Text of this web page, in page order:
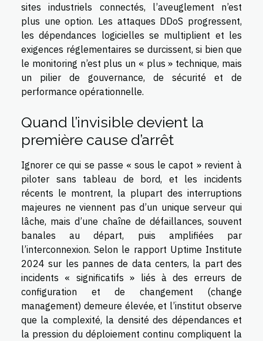
sites industriels connectés, l’aveuglement n’est
plus une option. Les attaques DDoS progressent,
les dépendances logicielles se multiplient et les
exigences réglementaires se durcissent, si bien que
le monitoring n’est plus un « plus » technique, mais
un pilier de gouvernance, de sécurité et de
performance opérationnelle.
Quand l’invisible devient la
première cause d’arrêt
Ignorer ce qui se passe « sous le capot » revient à
piloter sans tableau de bord, et les incidents
récents le montrent, la plupart des interruptions
majeures ne viennent pas d’un unique serveur qui
lâche, mais d’une chaîne de défaillances, souvent
banales au départ, puis amplifiées par
l’interconnexion. Selon le rapport Uptime Institute
2024 sur les pannes de data centers, la part des
incidents « significatifs » liés à des erreurs de
configuration et de changement (change
management) demeure élevée, et l’institut observe
que la complexité, la densité des dépendances et
la pression du déploiement continu compliquent la